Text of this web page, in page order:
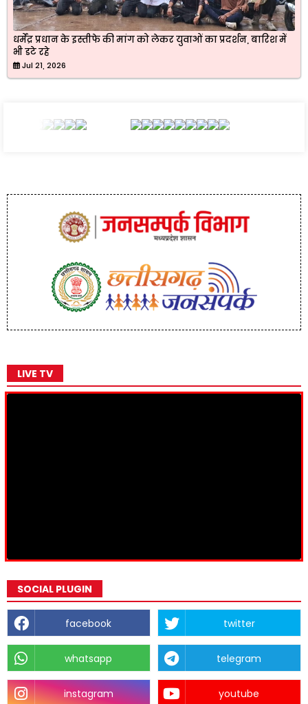
धर्मेंद्र प्रधान के इस्तीफे की मांग को लेकर युवाओं का प्रदर्शन, बारिश में
भी डटे रहे
Jul 21, 2026
LIVE TV
SOCIAL PLUGIN
facebook twitter
whatsapp telegram
instagram youtube